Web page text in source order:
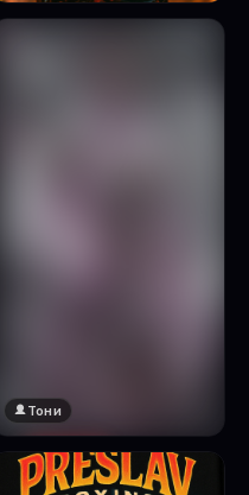
🔞 18+
Натисни за преглед
Тони